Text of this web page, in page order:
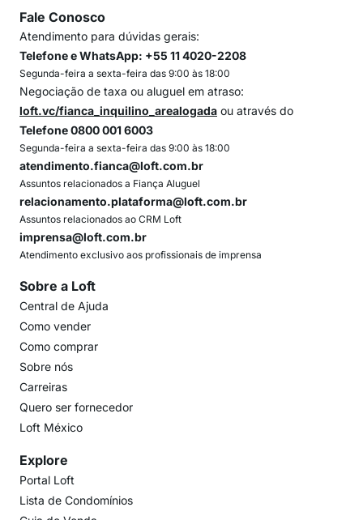
Fale Conosco
Atendimento para dúvidas gerais:
Telefone e WhatsApp: +55 11 4020-2208
Segunda-feira a sexta-feira das 9:00 às 18:00
Negociação de taxa ou aluguel em atraso:
loft.vc/fianca_inquilino_arealogada ou através do
Telefone 0800 001 6003
Segunda-feira a sexta-feira das 9:00 às 18:00
atendimento.fianca@loft.com.br
Assuntos relacionados a Fiança Aluguel
relacionamento.plataforma@loft.com.br
Assuntos relacionados ao CRM Loft
imprensa@loft.com.br
Atendimento exclusivo aos profissionais de imprensa
Sobre a Loft
Central de Ajuda
Como vender
Como comprar
Sobre nós
Carreiras
Quero ser fornecedor
Loft México
Explore
Portal Loft
Lista de Condomínios